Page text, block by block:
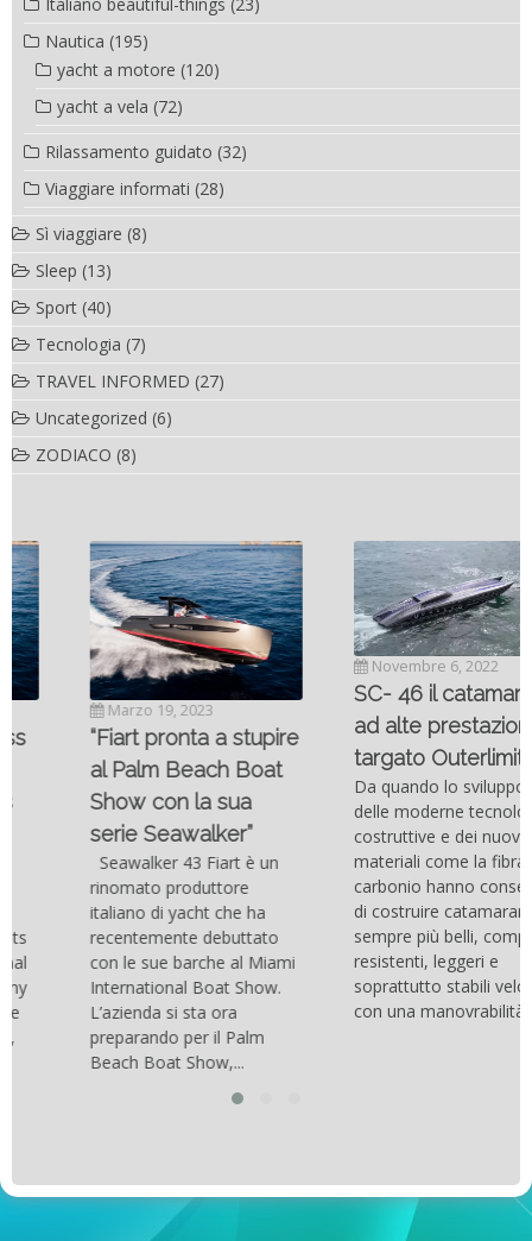
Nautica (195)
yacht a motore (120)
yacht a vela (72)
Rilassamento guidato (32)
Viaggiare informati (28)
Sì viaggiare (8)
Sleep (13)
Sport (40)
Tecnologia (7)
TRAVEL INFORMED (27)
Uncategorized (6)
ZODIACO (8)
Marzo 19, 2023
“Fiart pronta a stupire
al Palm Beach Boat
Show con la sua
serie Seawalker”
Seawalker 43 Fiart è un
rinomato produttore
italiano di yacht che ha
recentemente debuttato
con le sue barche al Miami
International Boat Show.
L’azienda si sta ora
preparando per il Palm
Beach Boat Show,...
Novembre 6, 2022
SC- 46 il catamarano
ad alte prestazioni
targato Outerlimits.
Da quando lo sviluppo
delle moderne tecnologie
costruttive e dei nuovi
materiali come la fibra di
carbonio hanno consentito
di costruire catamarani
sempre più belli, compatti,
resistenti, leggeri e
soprattutto stabili veloci
con una manovrabilità...